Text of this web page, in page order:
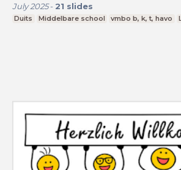
July 2025- 21 slides
Duits Middelbare school vmbo b, k, t, havo